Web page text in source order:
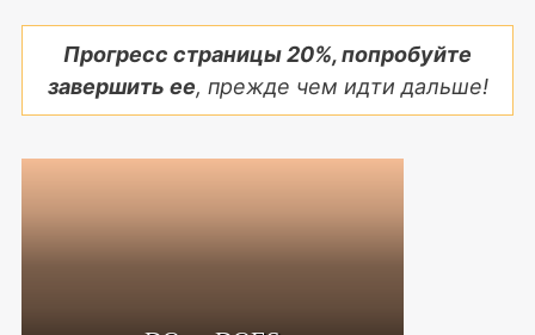
Прогресс страницы20%, попробуйте
завершить ее, прежде чем идти дальше!